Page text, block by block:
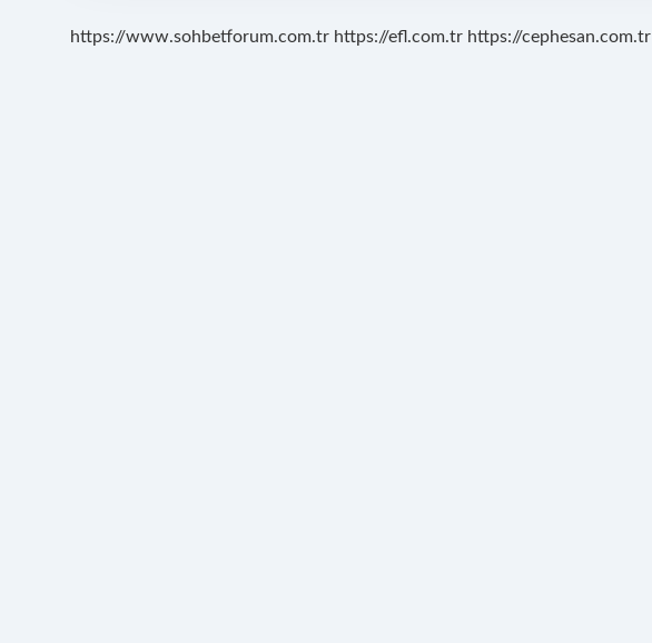
https://www.sohbetforum.com.tr https://efl.com.tr https://cephesan.com.tr